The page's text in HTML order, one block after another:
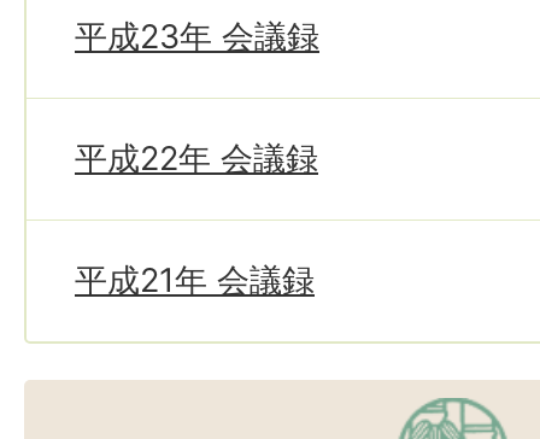
平成23年 会議録
平成22年 会議録
平成21年 会議録